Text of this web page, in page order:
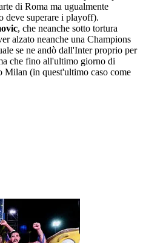
di Roma ma ugualmente
deve superare i playoff).
, che neanche sotto tortura
alzato neanche una Champions
se ne andò dall'Inter proprio per
che fino all'ultimo giorno di
Milan (in quest'ultimo caso come